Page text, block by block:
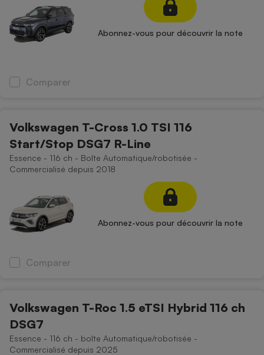
Abonnez-vous pour découvrir la note
Comparer
Volkswagen T-Cross 1.0 TSI 116
Start/Stop DSG7 R-Line
Essence - 116 ch - Boîte Automatique/robotisée -
Commercialisé depuis 2018
Abonnez-vous pour découvrir la note
Comparer
Volkswagen T-Roc 1.5 eTSI Hybrid 116 ch
DSG7
Essence - 116 ch - boîte Automatique/robotisée -
Commercialisé depuis 2025